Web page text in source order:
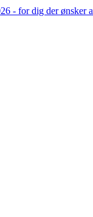
- for dig der ønsker